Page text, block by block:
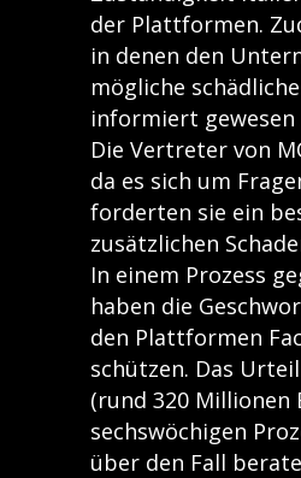
der Plattformen.
in denen den
mögliche
informiert gewesen
Die Vertreter von
da es sich um
forderten sie ein
zusätzlichen
In einem Prozess
haben die
den Plattformen
schützen. Das
(rund 320 Millionen
sechswöchigen
über den Fall